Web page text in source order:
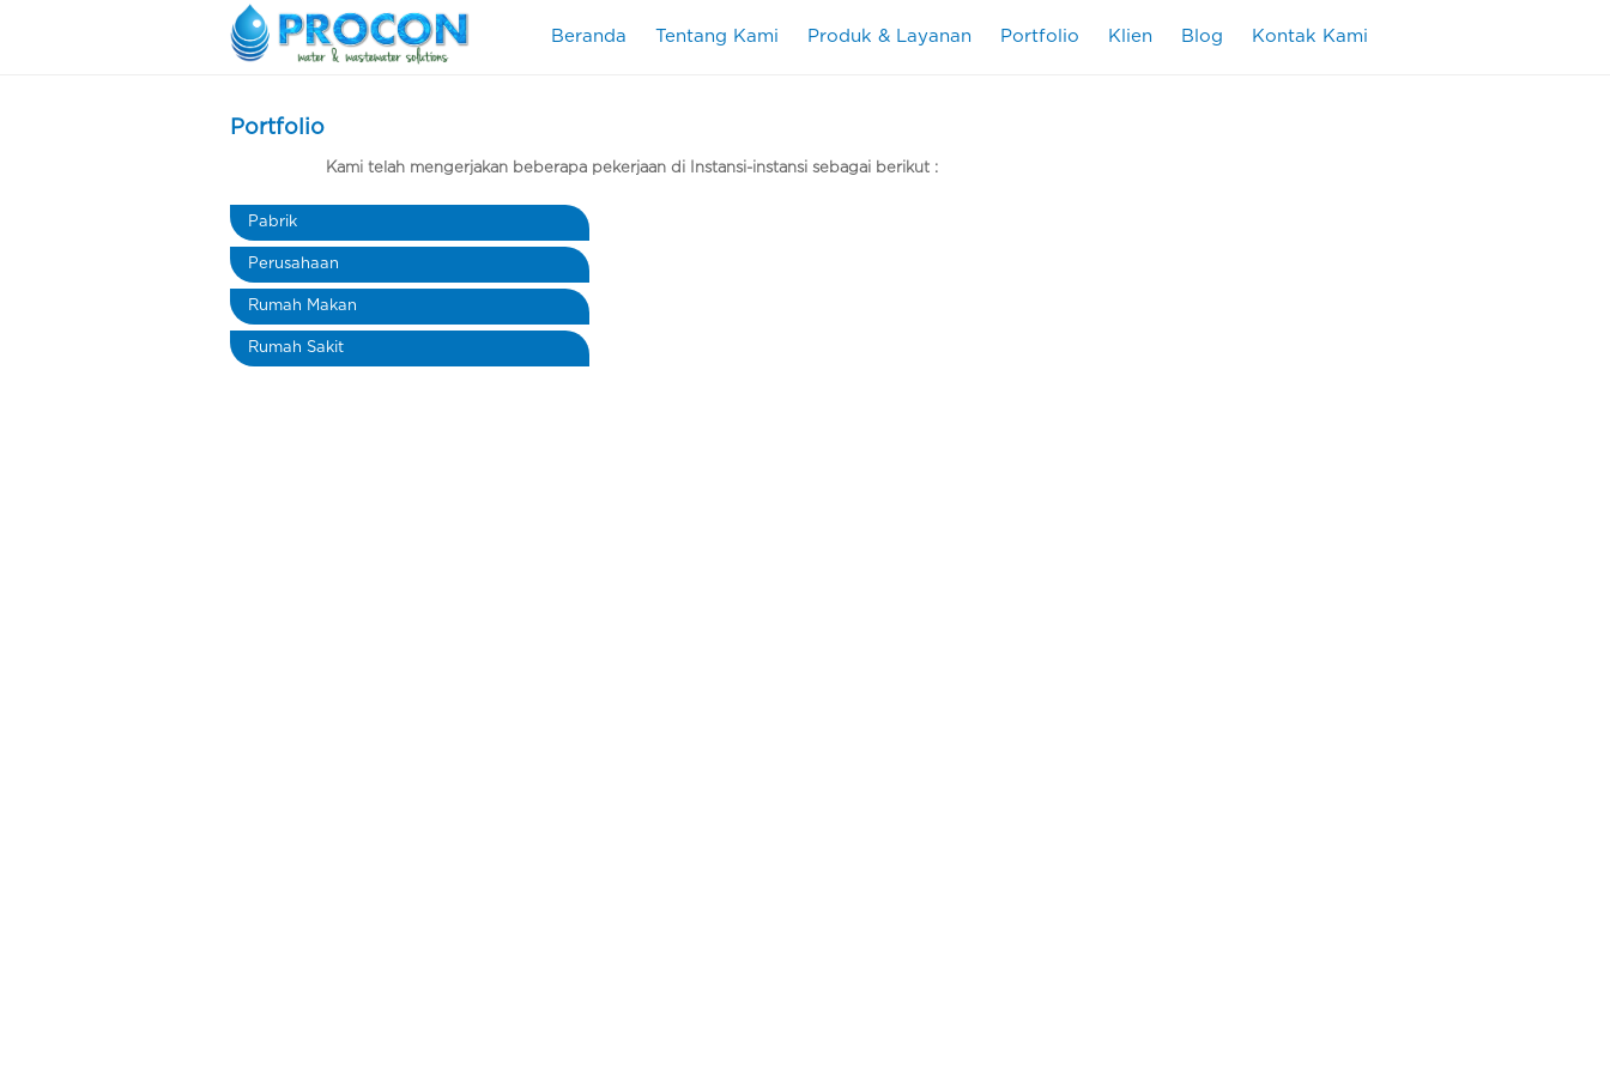
Beranda Tentang Kami Produk & Layanan Portfolio Klien Blog Kontak Kami
Portfolio
Kami telah mengerjakan beberapa pekerjaan di Instansi-instansi sebagai berikut :
Pabrik
Perusahaan
Rumah Makan
Rumah Sakit